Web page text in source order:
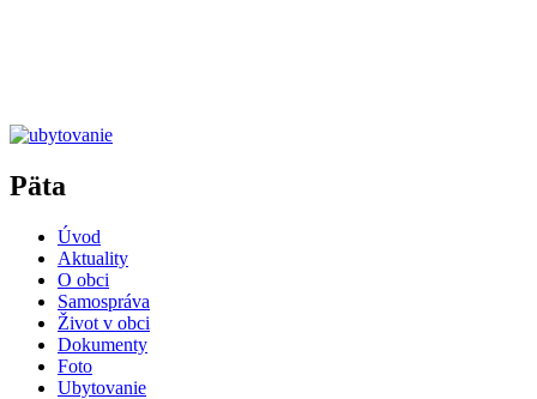
Päta
Úvod
Aktuality
O obci
Samospráva
Život v obci
Dokumenty
Foto
Ubytovanie